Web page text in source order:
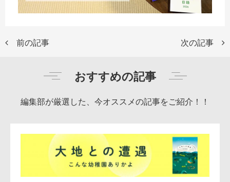
前の記事 次の記事
おすすめの記事
編集部が厳選した、今オススメの記事をご紹介！！